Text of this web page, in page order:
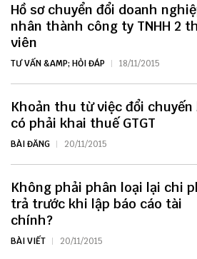
Hồ sơ chuyển đổi doanh
nhân thành công ty TNHH 2
viên
TƯ VẤN &AMP; HỎI ĐÁP 18/11/2015
Khoản thu từ việc đổi chuyến
có phải khai thuế GTGT
BÀI ĐĂNG 20/11/2015
Không phải phân loại lại chi
trả trước khi lập báo cáo tài
chính?
BÀI VIẾT 20/11/2015